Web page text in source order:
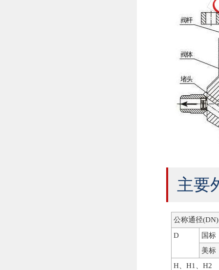
主要
公称通径(DN)
D
国标
美标
H、H1、H2